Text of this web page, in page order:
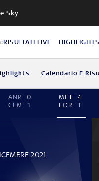
Sky
RISULTATI LIVE HIGHLIGHTS
Calendario E
ANR
0
CLM
1
MET
4
LOR
1
2021